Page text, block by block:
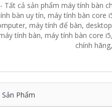
Tất cả sản phẩm máy tính bàn
bàn uy tín, máy tính bàn core
máy tính để bàn,
tính bàn, máy tính bàn core
chính
Sản Phẩm